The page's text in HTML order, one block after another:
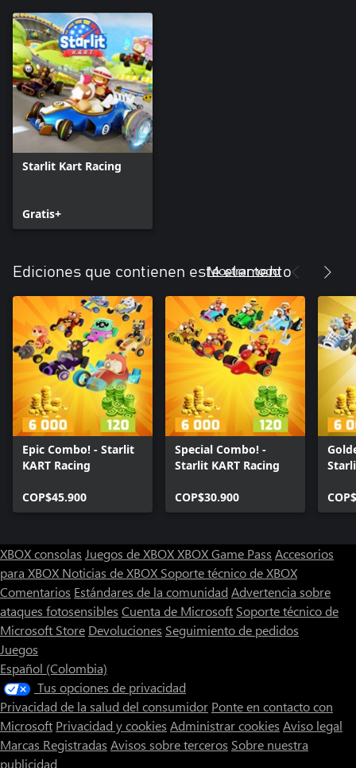
Starlit Kart Racing
Gratis+
Ediciones que contienen este elemento
Mostrar todo
Epic Combo! - Starlit
KART Racing
COP$45.900
Special Combo! -
Starlit KART Racing
COP$30.900
XBOX consolas Juegos de XBOXXBOX Game Pass Accesorios
para XBOX Noticias de XBOX Soporte técnico de XBOX
Comentarios Estándares de la comunidad Advertencia sobre
ataques fotosensibles Cuenta de Microsoft Soporte técnico de
Microsoft Store Devoluciones Seguimiento de pedidos
Juegos
Español (Colombia)
Tus opciones de privacidad
Privacidad de la salud del consumidor Ponte en contacto con
Microsoft Privacidad y cookies Administrar cookies Aviso legal
Marcas Registradas Avisos sobre terceros Sobre nuestra
publicidad